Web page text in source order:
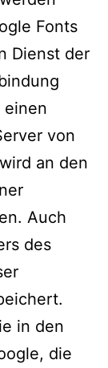
Fonts
Dienst der
einen
von
an den
Auch
des
in den
die